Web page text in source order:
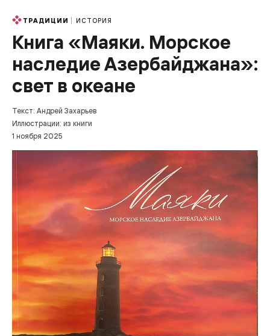
ТРАДИЦИИ ИСТОРИЯ
Книга «Маяки. Морское
наследие Азербайджана»:
свет в океане
Текст: Андрей Захарьев
Иллюстрации: из книги
1 ноября 2025